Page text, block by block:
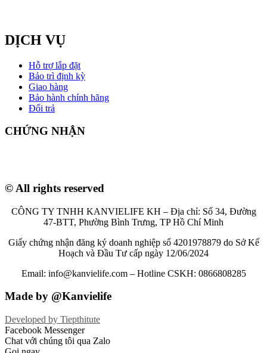
DỊCH VỤ
Hỗ trợ lắp đặt
Bảo trì định kỳ
Giao hàng
Bảo hành chính hãng
Đổi trả
CHỨNG NHẬN
© All rights reserved
CÔNG TY TNHH KANVIELIFE KH – Địa chỉ: Số 34, Đường
47-BTT, Phường Bình Trưng, TP Hồ Chí Minh
Giấy chứng nhận đăng ký doanh nghiệp số 4201978879 do Sở Kế
Hoạch và Đầu Tư cấp ngày 12/06/2024
Email: info@kanvielife.com – Hotline CSKH: 0866808285
Made by @Kanvielife
Developed by Tiepthitute
Facebook Messenger
Chat với chúng tôi qua Zalo